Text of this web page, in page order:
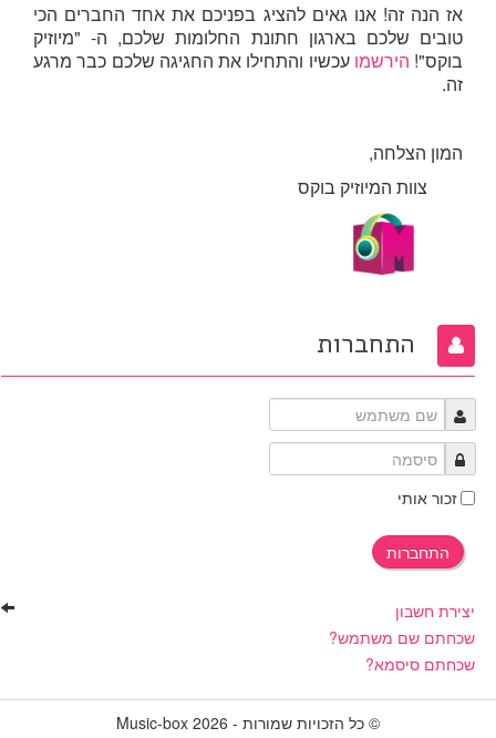
אז הנה זה! אנו גאים להציג בפניכם את אחד החברים הכי
טובים שלכם בארגון חתונת החלומות שלכם, ה- "מיוזיק
בוקס"!הירשמועכשיו והתחילו את החגיגה שלכם כבר מרגע
זה.
המון הצלחה,
צוות המיוזיק בוקס
התחברות
זכור אותי
התחברות
יצירת חשבון
שכחתם שם משתמש?
שכחתם סיסמא?
© כל הזכויות שמורות - 2026 Music-box